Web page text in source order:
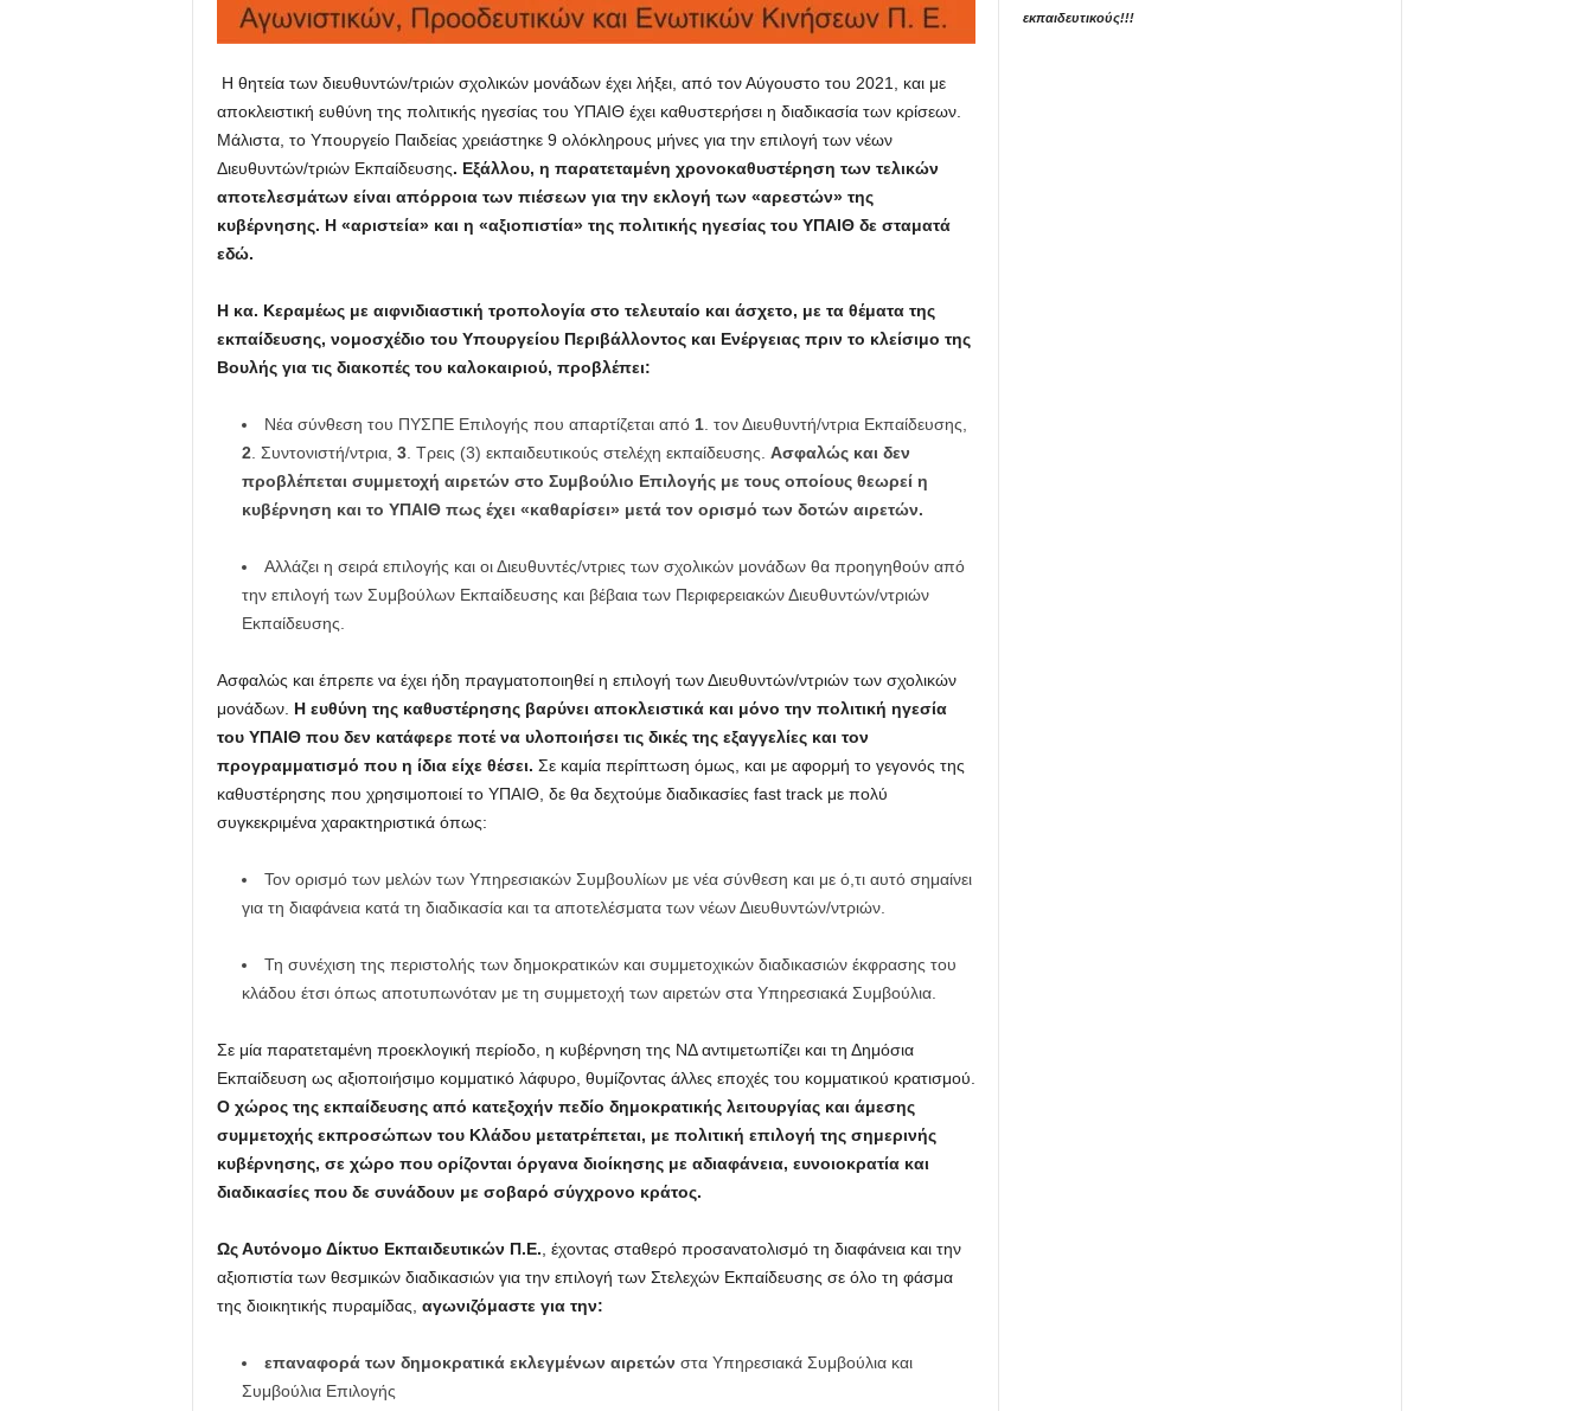
Η θητεία των διευθυντών/τριών σχολικών μονάδων έχει λήξει, από τον Αύγουστο του 2021, και με
αποκλειστική ευθύνη της πολιτικής ηγεσίας του ΥΠΑΙΘ έχει καθυστερήσει η διαδικασία των κρίσεων.
Μάλιστα, το Υπουργείο Παιδείας χρειάστηκε 9 ολόκληρους μήνες για την επιλογή των νέων
Διευθυντών/τριών Εκπαίδευσης. Εξάλλου, η παρατεταμένη χρονοκαθυστέρηση των τελικών
αποτελεσμάτων είναι απόρροια των πιέσεων για την εκλογή των «αρεστών» της
κυβέρνησης. Η «αριστεία» και η «αξιοπιστία» της πολιτικής ηγεσίας του ΥΠΑΙΘ δε σταματά
εδώ.
Η κα. Κεραμέως με αιφνιδιαστική τροπολογία στο τελευταίο και άσχετο, με τα θέματα της
εκπαίδευσης, νομοσχέδιο του Υπουργείου Περιβάλλοντος και Ενέργειας πριν το κλείσιμο της
Βουλής για τις διακοπές του καλοκαιριού, προβλέπει:
Νέα σύνθεση του ΠΥΣΠΕ Επιλογής που απαρτίζεται από 1. τον Διευθυντή/ντρια Εκπαίδευσης,
2. Συντονιστή/ντρια, 3. Τρεις (3) εκπαιδευτικούς στελέχη εκπαίδευσης. Ασφαλώς και δεν
προβλέπεται συμμετοχή αιρετών στο Συμβούλιο Επιλογής με τους οποίους θεωρεί η
κυβέρνηση και το ΥΠΑΙΘ πως έχει «καθαρίσει» μετά τον ορισμό των δοτών αιρετών.
Αλλάζει η σειρά επιλογής και οι Διευθυντές/ντριες των σχολικών μονάδων θα προηγηθούν από
την επιλογή των Συμβούλων Εκπαίδευσης και βέβαια των Περιφερειακών Διευθυντών/ντριών
Εκπαίδευσης.
Ασφαλώς και έπρεπε να έχει ήδη πραγματοποιηθεί η επιλογή των Διευθυντών/ντριών των σχολικών
μονάδων. Η ευθύνη της καθυστέρησης βαρύνει αποκλειστικά και μόνο την πολιτική ηγεσία
του ΥΠΑΙΘ που δεν κατάφερε ποτέ να υλοποιήσει τις δικές της εξαγγελίες και τον
προγραμματισμό που η ίδια είχε θέσει. Σε καμία περίπτωση όμως, και με αφορμή το γεγονός της
καθυστέρησης που χρησιμοποιεί το ΥΠΑΙΘ, δε θα δεχτούμε διαδικασίες fast track με πολύ
συγκεκριμένα χαρακτηριστικά όπως:
Τον ορισμό των μελών των Υπηρεσιακών Συμβουλίων με νέα σύνθεση και με ό,τι αυτό σημαίνει
για τη διαφάνεια κατά τη διαδικασία και τα αποτελέσματα των νέων Διευθυντών/ντριών.
Τη συνέχιση της περιστολής των δημοκρατικών και συμμετοχικών διαδικασιών έκφρασης του
κλάδου έτσι όπως αποτυπωνόταν με τη συμμετοχή των αιρετών στα Υπηρεσιακά Συμβούλια.
Σε μία παρατεταμένη προεκλογική περίοδο, η κυβέρνηση της ΝΔ αντιμετωπίζει και τη Δημόσια
Εκπαίδευση ως αξιοποιήσιμο κομματικό λάφυρο, θυμίζοντας άλλες εποχές του κομματικού κρατισμού.
Ο χώρος της εκπαίδευσης από κατεξοχήν πεδίο δημοκρατικής λειτουργίας και άμεσης
συμμετοχής εκπροσώπων του Κλάδου μετατρέπεται, με πολιτική επιλογή της σημερινής
κυβέρνησης, σε χώρο που ορίζονται όργανα διοίκησης με αδιαφάνεια, ευνοιοκρατία και
διαδικασίες που δε συνάδουν με σοβαρό σύγχρονο κράτος.
Ως Αυτόνομο Δίκτυο Εκπαιδευτικών Π.Ε. , έχοντας σταθερό προσανατολισμό τη διαφάνεια και την
αξιοπιστία των θεσμικών διαδικασιών για την επιλογή των Στελεχών Εκπαίδευσης σε όλο τη φάσμα
της διοικητικής πυραμίδας, αγωνιζόμαστε για την:
επαναφορά των δημοκρατικά εκλεγμένων αιρετών στα Υπηρεσιακά Συμβούλια και
Συμβούλια Επιλογής
εκπαιδευτικούς!!!